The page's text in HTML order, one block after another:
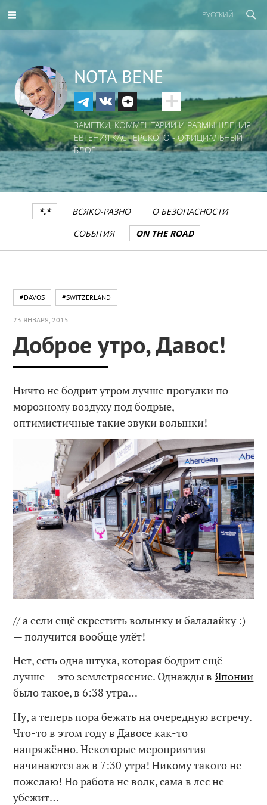
РУССКИЙ
NOTA BENE
ЗАМЕТКИ, КОММЕНТАРИИ И РАЗМЫШЛЕНИЯ
ЕВГЕНИЯ КАСПЕРСКОГО - ОФИЦИАЛЬНЫЙ
БЛОГ
*.* ВСЯКО-РАЗНО
О БЕЗОПАСНОСТИ
СОБЫТИЯ
ON THE ROAD
#DAVOS #SWITZERLAND
23 ЯНВАРЯ, 2015
Доброе утро, Давос!
Ничто не бодрит утром лучше прогулки по
морозному воздуху под бодрые,
оптимистичные такие звуки волынки!
// а если ещё скрестить волынку и балалайку :)
— получится вообще улёт!
Нет, есть одна штука, которая бодрит ещё
лучше — это землетрясение. Однажды вЯпонии
было такое, в 6:38 утра…
Ну, а теперь пора бежать на очередную встречу.
Что-то в этом году в Давосе как-то
напряжённо. Некоторые мероприятия
начинаются аж в 7:30 утра! Никому такого не
пожелаю! Но работа не волк, сама в лес не
убежит…